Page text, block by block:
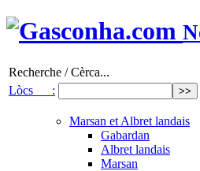
Recherche / Cèrca...
Lòcs :
Marsan et Albret landais
Gabardan
Albret landais
Marsan